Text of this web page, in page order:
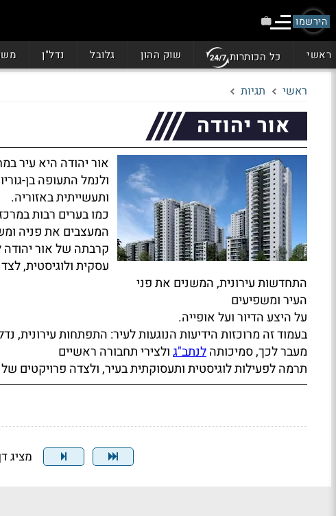
הירשמו
ראשי כל הכותרות שוק ההון גלובל נדל"ן
ראשי תגיות
אור יהודה
אור יהודה היא עיר
ולנמל התעופה בן-
ותעשייתית באזוריה.
כמו בערים רבות
המעצבים את פניה
קרבתה של אור יהודה
עסקית ולוגיסטית,
התחדשות עירונית, המשנים את פני
העיר ומשפיעים
על היצע הדיור ועל אופייה.
בעמוד זה מרוכזות הידיעות הנוגעות לעיר: התפתחות עירונית,
מעבר לכך, סמיכותהלנתב"גולצירי תחבורה ראשיים
תרמה לפעילות לוגיסטית ותעסוקתית בעיר, ולצדה פרויקטים של
מציג דף 4